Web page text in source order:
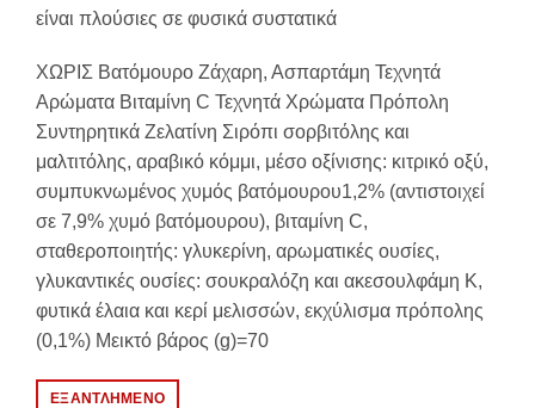
είναι πλούσιες σε φυσικά συστατικά
ΧΩΡΙΣ Βατόμουρο Ζάχαρη, Ασπαρτάμη Τεχνητά
Αρώματα Βιταμίνη C Τεχνητά Χρώματα Πρόπολη
Συντηρητικά Ζελατίνη Σιρόπι σορβιτόλης και
μαλτιτόλης, αραβικό κόμμι, μέσο οξίνισης: κιτρικό οξύ,
συμπυκνωμένος χυμός βατόμουρου1,2% (αντιστοιχεί
σε 7,9% χυμό βατόμουρου), βιταμίνη C,
σταθεροποιητής: γλυκερίνη, αρωματικές ουσίες,
γλυκαντικές ουσίες: σουκραλόζη και ακεσουλφάμη Κ,
φυτικά έλαια και κερί μελισσών, εκχύλισμα πρόπολης
(0,1%) Μεικτό βάρος (g)=70
ΕΞΑΝΤΛΗΜΈΝΟ